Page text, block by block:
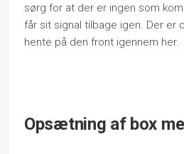
sørg for at der er ingen som
får sit signal tilbage igen. Der er
hente på den front igennem her.
Opsætning af box